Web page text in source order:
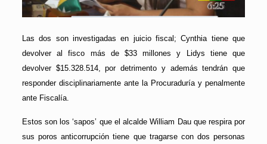
Las dos son investigadas en juicio fiscal; Cynthia tiene que
devolver al fisco más de $33 millones y Lidys tiene que
devolver $15.328.514, por detrimento y además tendrán que
responder disciplinariamente ante la Procuraduría y penalmente
ante Fiscalía.
Estos son los ‘sapos’ que el alcalde William Dau que respira por
sus poros anticorrupción tiene que tragarse con dos personas